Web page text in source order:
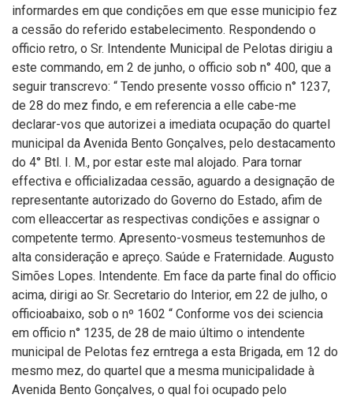
informardes em que condições em que esse municipio fez
a cessão do referido estabelecimento. Respondendo o
officio retro, o Sr. Intendente Municipal de Pelotas dirigiu a
este commando, em 2 de junho, o officio sob n° 400, que a
seguir transcrevo: “ Tendo presente vosso officio n° 1237,
de 28 do mez findo, e em referencia a elle cabe-me
declarar-vos que autorizei a imediata ocupação do quartel
municipal da Avenida Bento Gonçalves, pelo destacamento
do 4° Btl. I. M., por estar este mal alojado. Para tornar
effectiva e officializadaa cessão, aguardo a designação de
representante autorizado do Governo do Estado, afim de
com elleaccertar as respectivas condições e assignar o
competente termo. Apresento-vosmeus testemunhos de
alta consideração e apreço. Saúde e Fraternidade. Augusto
Simões Lopes. Intendente. Em face da parte final do officio
acima, dirigi ao Sr. Secretario do Interior, em 22 de julho, o
officioabaixo, sob o nº 1602 “ Conforme vos dei sciencia
em officio n° 1235, de 28 de maio último o intendente
municipal de Pelotas fez erntrega a esta Brigada, em 12 do
mesmo mez, do quartel que a mesma municipalidade à
Avenida Bento Gonçalves, o qual foi ocupado pelo